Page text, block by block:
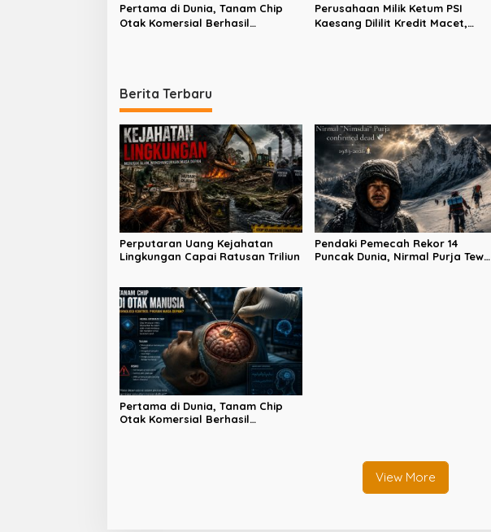
Pertama di Dunia, Tanam Chip
Otak Komersial Berhasil
Perusahaan Milik Ketum PSI
Kaesang Dililit Kredit Macet,
Berita Terbaru
Perputaran Uang Kejahatan
Lingkungan Capai Ratusan Triliun
Pendaki Pemecah Rekor 14
Puncak Dunia, Nirmal Purja Tewas
Pertama di Dunia, Tanam Chip
Otak Komersial Berhasil
View More